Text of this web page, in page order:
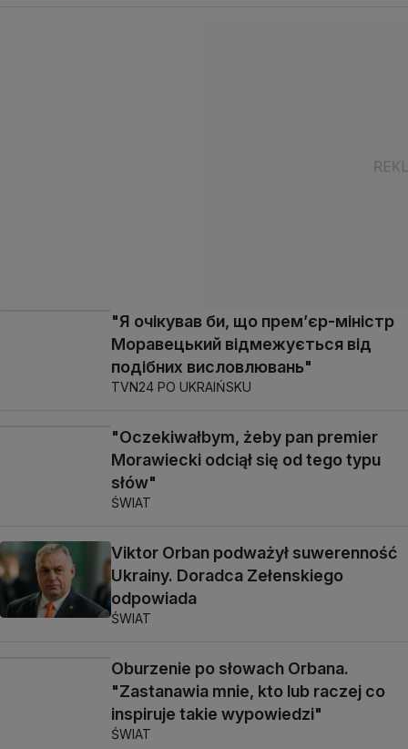
"Я очікував би, що прем’єр-міністр
Моравецький відмежується від
подібних висловлювань"
TVN24 PO UKRAIŃSKU
"Oczekiwałbym, żeby pan premier
Morawiecki odciął się od tego typu
słów"
ŚWIAT
Viktor Orban podważył suwerenność
Ukrainy. Doradca Zełenskiego
odpowiada
ŚWIAT
Oburzenie po słowach Orbana.
"Zastanawia mnie, kto lub raczej co
inspiruje takie wypowiedzi"
ŚWIAT